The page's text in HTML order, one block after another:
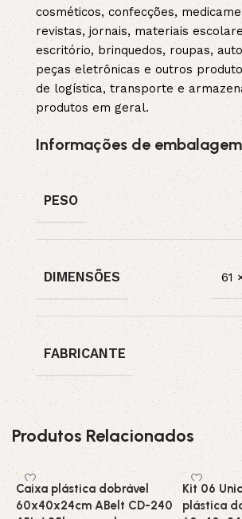
cosméticos, confecções,
revistas, jornais, materiais
escritório, brinquedos, roupas,
peças eletrônicas e outros
de logística, transporte e
produtos em geral.
Informações de embalagem
PESO
DIMENSÕES 61
FABRICANTE
Produtos Relacionados
Caixa plástica dobrável
60x40x24cm ABelt CD-240
Kit 06
plástica